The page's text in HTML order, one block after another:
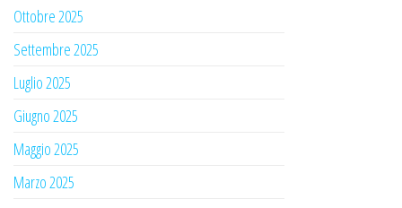
Ottobre 2025
Settembre 2025
Luglio 2025
Giugno 2025
Maggio 2025
Marzo 2025